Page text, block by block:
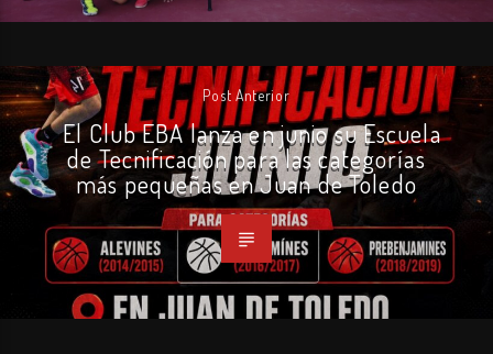
Post Anterior
El Club EBA lanza en junio su Escuela
de Tecnificación para las categorías
más pequeñas en Juan de Toledo